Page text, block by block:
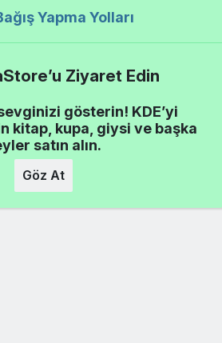
Yapma Yolları
Ziyaret Edin
gösterin! KDE’yi
kitap, kupa, giysi ve başka
satın alın.
Göz At